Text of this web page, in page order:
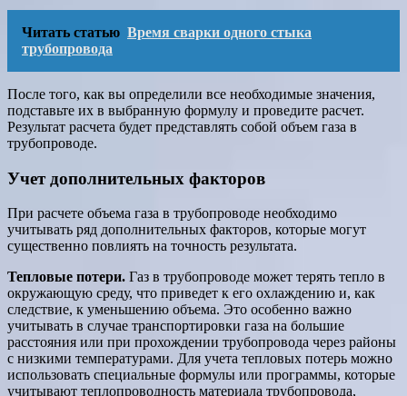
Читать статью Время сварки одного стыка
трубопровода
После того, как вы определили все необходимые значения,
подставьте их в выбранную формулу и проведите расчет.
Результат расчета будет представлять собой объем газа в
трубопроводе.
Учет дополнительных факторов
При расчете объема газа в трубопроводе необходимо
учитывать ряд дополнительных факторов, которые могут
существенно повлиять на точность результата.
Тепловые потери. Газ в трубопроводе может терять тепло в
окружающую среду, что приведет к его охлаждению и, как
следствие, к уменьшению объема. Это особенно важно
учитывать в случае транспортировки газа на большие
расстояния или при прохождении трубопровода через районы
с низкими температурами. Для учета тепловых потерь можно
использовать специальные формулы или программы, которые
учитывают теплопроводность материала трубопровода,